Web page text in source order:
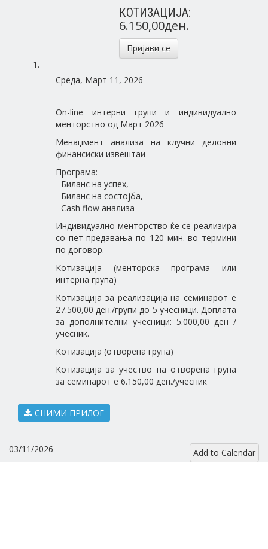
КОТИЗАЦИЈА:
6.150,00ден.
Пријави се
Среда, Март 11, 2026
On-line интерни групи и индивидуално
менторство од Март 2026
Менаџмент анализа на клучни деловни
финансиски извештаи
Програма:
- Биланс на успех,
- Биланс на состојба,
- Cash flow анализа
Индивидуално менторство ќе се реализира
со пет предавања по 120 мин. во термини
по договор.
Котизација (менторска програма или
интерна група)
Котизација за реализација на семинарот е
27.500,00 ден./групи до 5 учесници. Доплата
за дополнителни учесници: 5.000,00 ден /
учесник.
Котизација (отворена група)
Котизација за учество на отворена група
за семинарот е 6.150,00 ден./учесник
СНИМИ ПРИЛОГ
03/11/2026 Add to Calendar